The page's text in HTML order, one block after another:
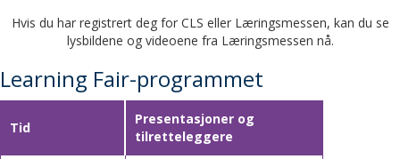
Hvis du har registrert deg for CLS eller Læringsmessen, kan du se
lysbildene og videoene fra Læringsmessen nå.
Learning Fair-programmet
Tid
Presentasjoner og
tilretteleggere